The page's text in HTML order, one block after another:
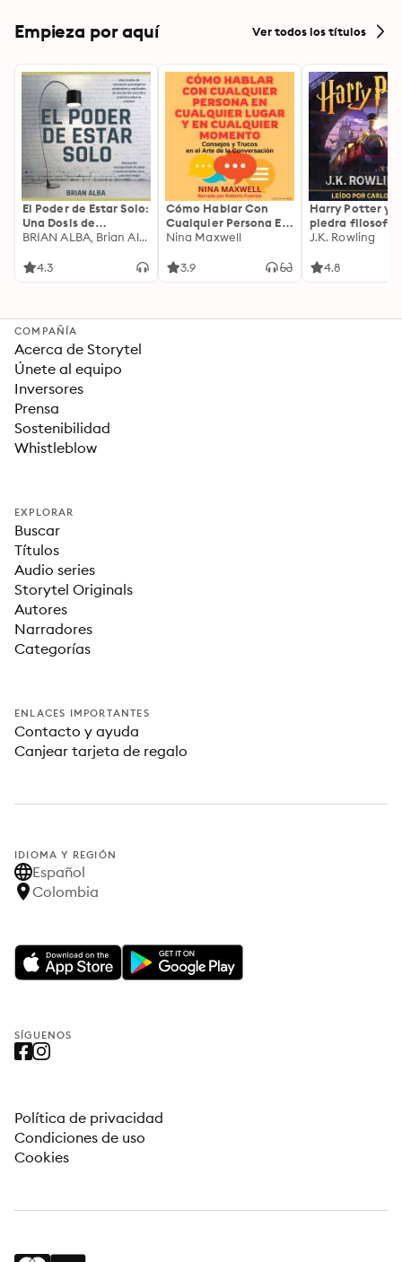
Empieza por aquí Ver todos los títulos
El Poder de Estar Solo:
Una Dosis de
Motivación
Ideas Revolucionarias
BRIAN ALBA, Brian Alba
4.3
Cómo Hablar Con
Cualquier Persona En
Cualquier Lugar Y En
Nina Maxwell
3.9
Harry Potter y
piedra filosofal
J.K. Rowling
4.8
COMPAÑÍA
Acerca de Storytel
Únete al equipo
Inversores
Prensa
Sostenibilidad
Whistleblow
EXPLORAR
Buscar
Títulos
Audio series
Storytel Originals
Autores
Narradores
Categorías
ENLACES IMPORTANTES
Contacto y ayuda
Canjear tarjeta de regalo
IDIOMA Y REGIÓN
Español
Colombia
SÍGUENOS
Política de privacidad
Condiciones de uso
Cookies